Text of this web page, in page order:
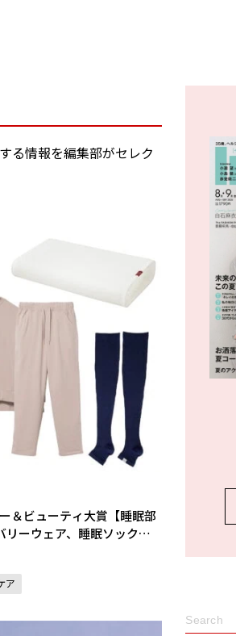
る情報を編集部がセレク
＆ビューティ大賞【睡眠部
リーウェア、睡眠ソックス
のカブり指名はコレ！
ア